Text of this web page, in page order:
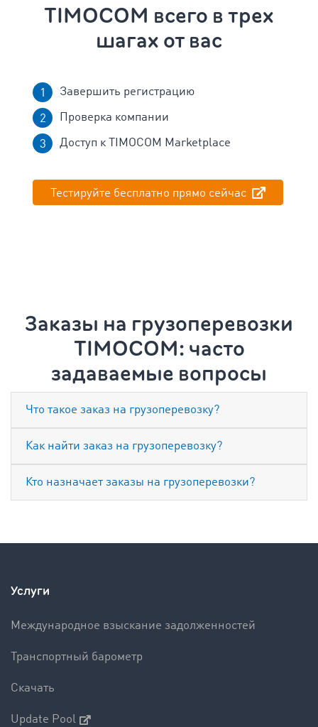
TIMOCOM всего в трех
шагах от вас
Завершить регистрацию
Проверка компании
Доступ к TIMOCOM Marketplace
Тестируйте бесплатно прямо сейчас
Заказы на грузоперевозки
TIMOCOM: часто
задаваемые вопросы
Что такое заказ на грузоперевозку?
Как найти заказ на грузоперевозку?
Кто назначает заказы на грузоперевозки?
Услуги
Международное взыскание задолженностей
Транспортный барометр
Скачать
Update Pool